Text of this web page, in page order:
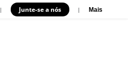
| Junte-se a nós | Mais